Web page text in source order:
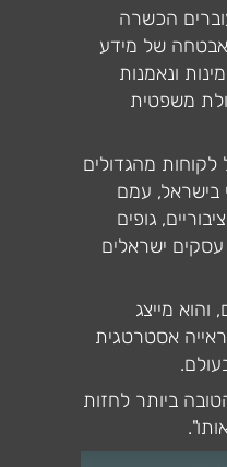
הכשרה
של מידע
ונאמנות
משפטית
מהגדולים
בישראל, עמם
גופים
ישראלים
והוא מייצג
אסטרטגית
ביותר לחזות